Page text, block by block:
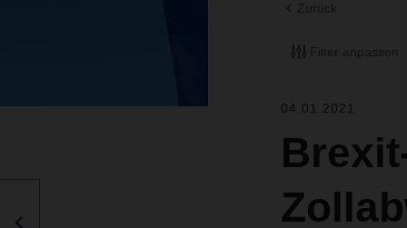
Zurück
Filter anpassen
04.01.2021